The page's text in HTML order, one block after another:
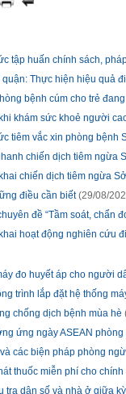
tập huấn chính sách,
quận: Thực hiện hiệu quả
bệnh cúm cho trẻ
khám sức khoẻ người
tiêm vắc xin phòng bệnh
chiến dịch tiêm ngừa
chiến dịch tiêm ngừa
điều cần biết(29/08/
đề “Tầm soát, chẩn
hoạt động nghiên cứu
đo huyết áp cho người
trình lắp đặt hệ thống
chống dịch bệnh mùa hè
ứng ngày ASEAN
các biện pháp phòng
thuốc miễn phí cho
tra dân số và nhà ở giữa